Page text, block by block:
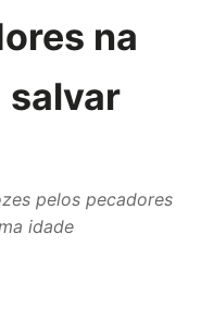
na
salvar
pelos pecadores
idade